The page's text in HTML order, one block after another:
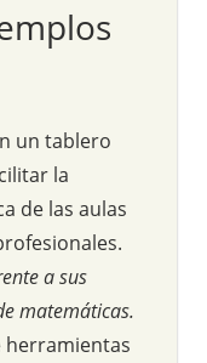
un tablero
la
de las aulas
a sus
matemáticas.
herramientas